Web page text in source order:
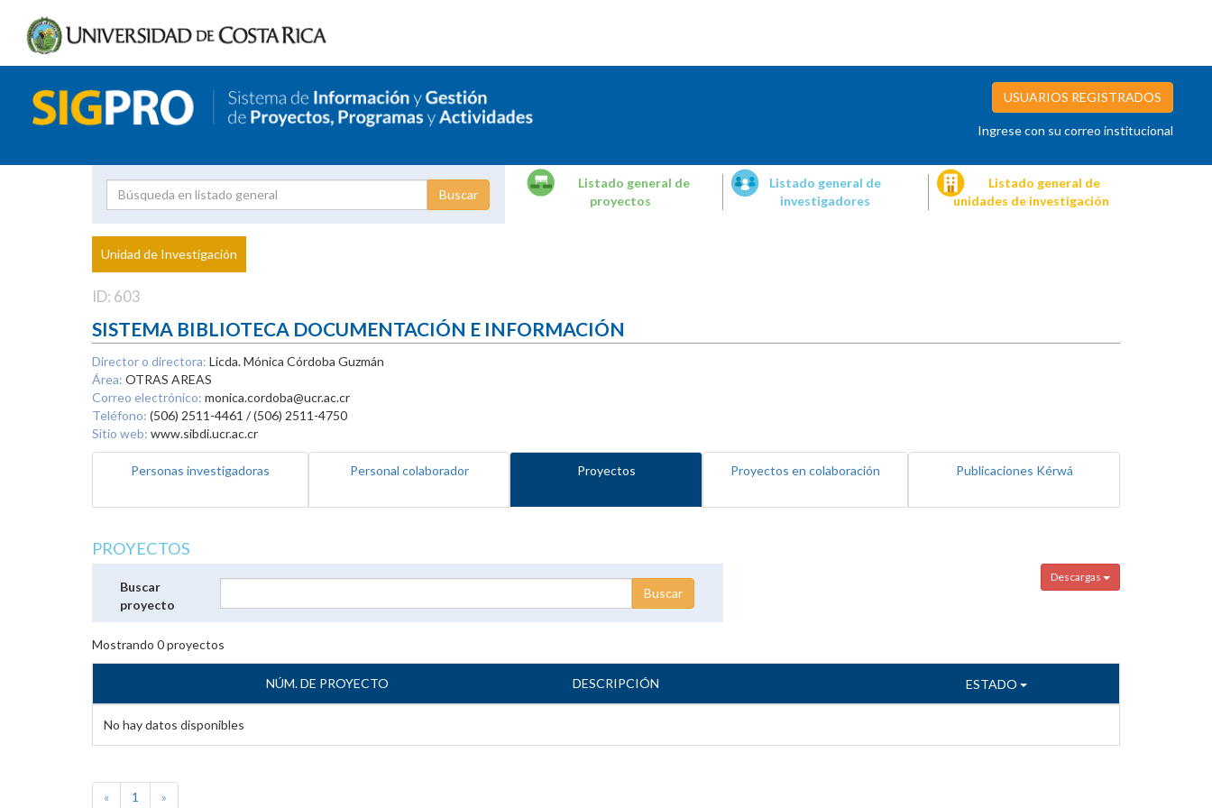
USUARIOS REGISTRADOS
Ingrese con su correo institucional
Proyecto
Investigador
Listado general de
proyectos
Listado general de
investigadores
Listado general de
unidades de investigación
Unidad de Investigación
ID: 603
SISTEMA BIBLIOTECA DOCUMENTACIÓN E INFORMACIÓN
Director o directora: Licda. Mónica Córdoba Guzmán
Área: OTRAS AREAS
Correo electrónico: monica.cordoba@ucr.ac.cr
Teléfono: (506) 2511-4461 / (506) 2511-4750
Sitio web: www.sibdi.ucr.ac.cr
Personas investigadoras Personal colaborador Proyectos Proyectos en colaboración Publicaciones Kérwá
PROYECTOS
Descargas
Buscar
proyecto
Mostrando 0proyectos
NÚM. DE PROYECTO DESCRIPCIÓN ESTADO
No hay datos disponibles
« 1 »